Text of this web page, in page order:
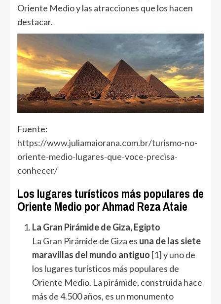
Oriente Medio y las atracciones que los hacen
destacar.
Fuente:
https://www.juliamaiorana.com.br/turismo-no-
oriente-medio-lugares-que-voce-precisa-
conhecer/
Los lugares turísticos más populares de
Oriente Medio por Ahmad Reza Ataie
La Gran Pirámide de Giza, Egipto
La Gran Pirámide de Giza es una de las siete
maravillas del mundo antiguo [1]y uno de
los lugares turísticos más populares de
Oriente Medio. La pirámide, construida hace
más de 4.500 años, es un monumento